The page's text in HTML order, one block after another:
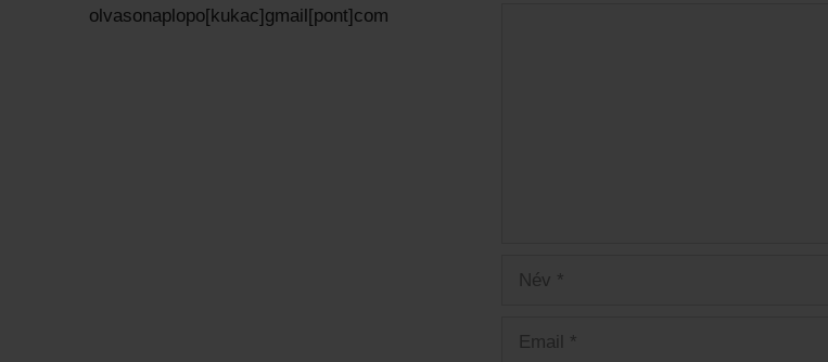
olvasonaplopo[kukac]gmail[pont]com